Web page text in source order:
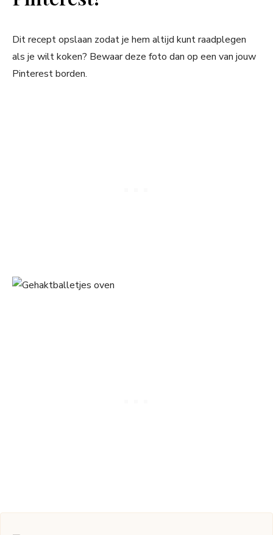
Dit recept opslaan zodat je hem altijd kunt raadplegen
als je wilt koken? Bewaar deze foto dan op een van jouw
Pinterest borden.